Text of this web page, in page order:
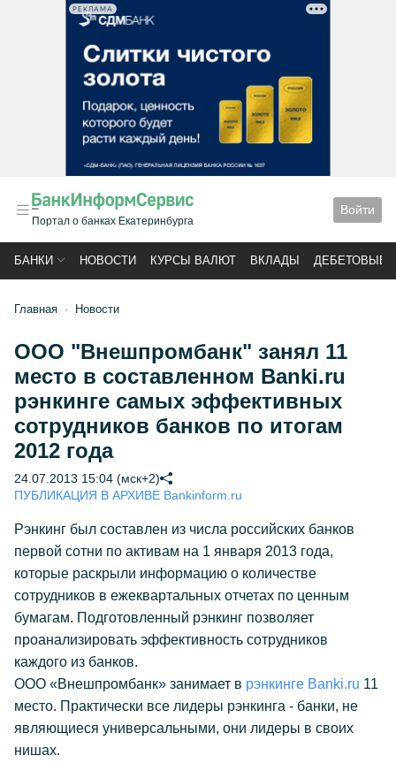
РЕКЛАМА
Портал о банках Екатеринбурга
Войти
БАНКИ НОВОСТИ КУРСЫ ВАЛЮТ ВКЛАДЫ ДЕБЕТОВЫЕ
Главная Новости
ООО "Внешпромбанк" занял 11
место в составленном Banki.ru
рэнкинге самых эффективных
сотрудников банков по итогам
2012 года
24.07.2013 15:04 (мск+2)
ПУБЛИКАЦИЯ В АРХИВЕ Bankinform.ru
Рэнкинг был составлен из числа российских банков
первой сотни по активам на 1 января 2013 года,
которые раскрыли информацию о количестве
сотрудников в ежеквартальных отчетах по ценным
бумагам. Подготовленный рэнкинг позволяет
проанализировать эффективность сотрудников
каждого из банков.
ООО «Внешпромбанк» занимает в рэнкинге Banki.ru 11
место. Практически все лидеры рэнкинга - банки, не
являющиеся универсальными, они лидеры в своих
нишах.